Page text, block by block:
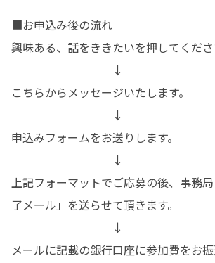
■お申込み後の流れ
興味ある、話をききたいを押してくださ
↓
こちらからメッセージいたします。
↓
申込みフォームをお送りします。
↓
上記フォーマットでご応募の後、事務
了メール」を送らせて頂きます。
↓
メールに記載の銀行口座に参加費をお振